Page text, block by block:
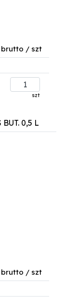
brutto / szt
szt
0,5 L
brutto / szt